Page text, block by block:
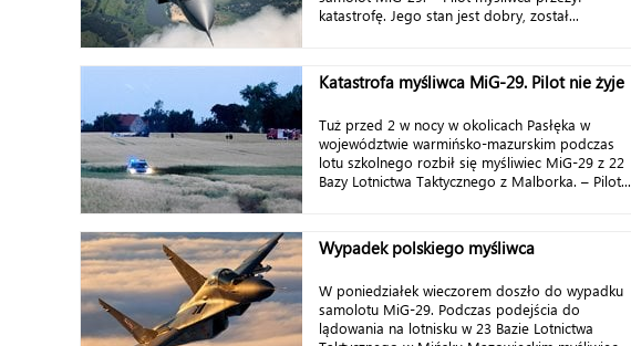
katastrofę. Jego stan jest dobry, został...
Katastrofa myśliwca MiG-29. Pilot nie żyje
Tuż przed 2 w nocy w okolicach Pasłęka w
województwie warmińsko-mazurskim podczas
lotu szkolnego rozbił się myśliwiec MiG-29 z 22
Bazy Lotnictwa Taktycznego z Malborka. – Pilot...
Wypadek polskiego myśliwca
W poniedziałek wieczorem doszło do wypadku
samolotu MiG-29. Podczas podejścia do
lądowania na lotnisku w 23 Bazie Lotnictwa